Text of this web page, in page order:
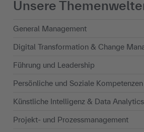
Unsere
General Management
Digital Transformation & Change
Führung und Leadership
Persönliche und Soziale Kompetenzen
Künstliche Intelligenz & Data Analytics
Projekt- und Prozessmanagement